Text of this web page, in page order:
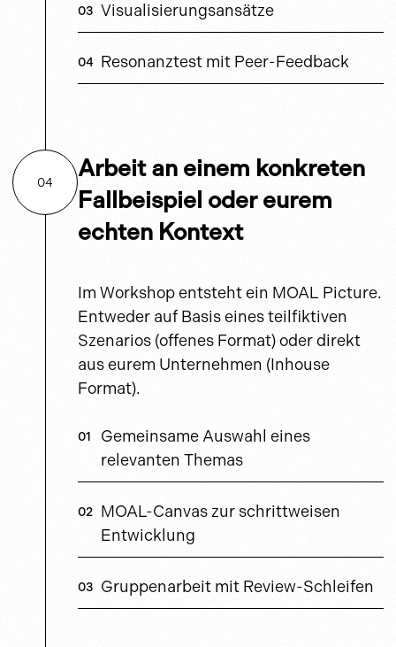
Visualisierungsansätze
Resonanztest mit Peer-Feedback
04
Arbeit an einem konkreten
Fallbeispiel oder eurem
echten Kontext
Im Workshop entsteht ein MOAL Picture.
Entweder auf Basis eines teilfiktiven
Szenarios (offenes Format) oder direkt
aus eurem Unternehmen (Inhouse
Format).
Gemeinsame Auswahl eines
relevanten Themas
MOAL-Canvas zur schrittweisen
Entwicklung
Gruppenarbeit mit Review-Schleifen